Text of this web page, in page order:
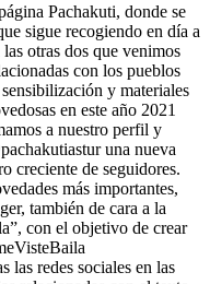
Pachakuti, donde se
sigue recogiendo en día a
otras dos que venimos
con los pueblos
y materiales
en este año 2021
a nuestro perfil y
una nueva
creciente de seguidores.
más importantes,
también de cara a la
con el objetivo de crear
las redes sociales en las